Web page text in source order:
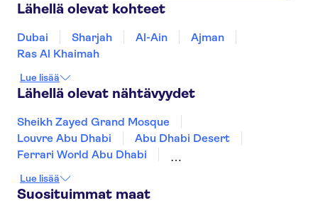
Lähellä olevat kohteet
Dubai Sharjah Al-Ain
Ajman
Ras Al Khaimah
Lue lisää
Lähellä olevat nähtävyydet
Sheikh Zayed Grand Mosque
Louvre Abu Dhabi
Abu Dhabi Desert
Ferrari World Abu Dhabi
Dubai Desert
Dubai Marina
Dubai desert conservation reserve
Lue lisää
Suosituimmat maat